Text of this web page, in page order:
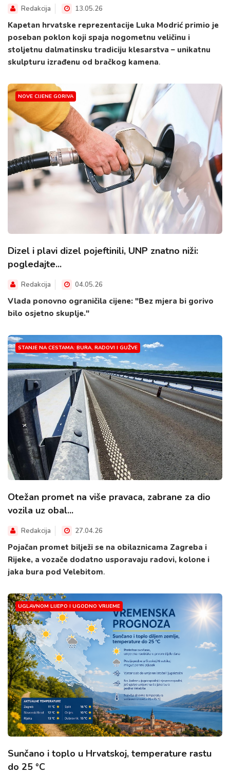
Redakcija 13.05.26
Kapetan hrvatske reprezentacije Luka Modrić primio je
poseban poklon koji spaja nogometnu veličinu i
stoljetnu dalmatinsku tradiciju klesarstva – unikatnu
skulpturu izrađenu od bračkog kamena.
NOVE CIJENE GORIVA
Dizel i plavi dizel pojeftinili, UNP znatno niži:
pogledajte...
Redakcija 04.05.26
Vlada ponovno ograničila cijene: "Bez mjera bi gorivo
bilo osjetno skuplje."
STANJE NA CESTAMA: BURA, RADOVI I GUŽVE
Otežan promet na više pravaca, zabrane za dio
vozila uz obal...
Redakcija 27.04.26
Pojačan promet bilježi se na obilaznicama Zagreba i
Rijeke, a vozače dodatno usporavaju radovi, kolone i
jaka bura pod Velebitom.
UGLAVNOM LIJEPO I UGODNO VRIJEME
Sunčano i toplo u Hrvatskoj, temperature rastu
do 25 °C